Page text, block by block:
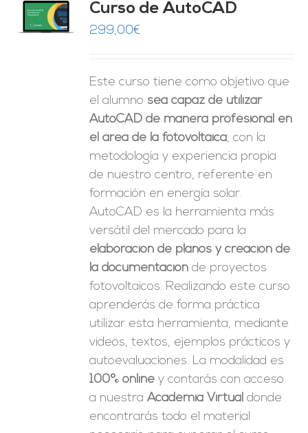
Curso de AutoCAD
299,00€
Este curso tiene como objetivo que
el alumno sea capaz de utilizar
AutoCAD de manera profesional en
el área de la fotovoltaica, con la
metodología y experiencia propia
de nuestro centro, referente en
formación en energía solar.
AutoCAD es la herramienta más
versátil del mercado para la
elaboración de planos y creación de
la documentación de proyectos
fotovoltaicos. Realizando este curso
aprenderás de forma práctica
utilizar esta herramienta, mediante
videos, textos, ejemplos prácticos y
autoevaluaciones. La modalidad es
100% online y contarás con acceso
a nuestraAcademia Virtual donde
encontrarás todo el material